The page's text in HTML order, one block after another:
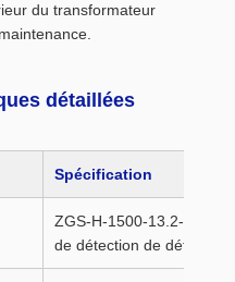
du transformateur
détaillées
Spécification
ZGS-H-1500-13.2-0.48/0
de détection de